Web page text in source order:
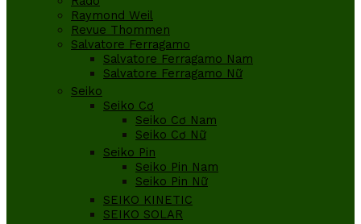
Raymond Weil
Revue Thommen
Salvatore Ferragamo
Salvatore Ferragamo Nam
Salvatore Ferragamo Nữ
Seiko
Seiko Cơ
Seiko Cơ Nam
Seiko Cơ Nữ
Seiko Pin
Seiko Pin Nam
Seiko Pin Nữ
SEIKO KINETIC
SEIKO SOLAR